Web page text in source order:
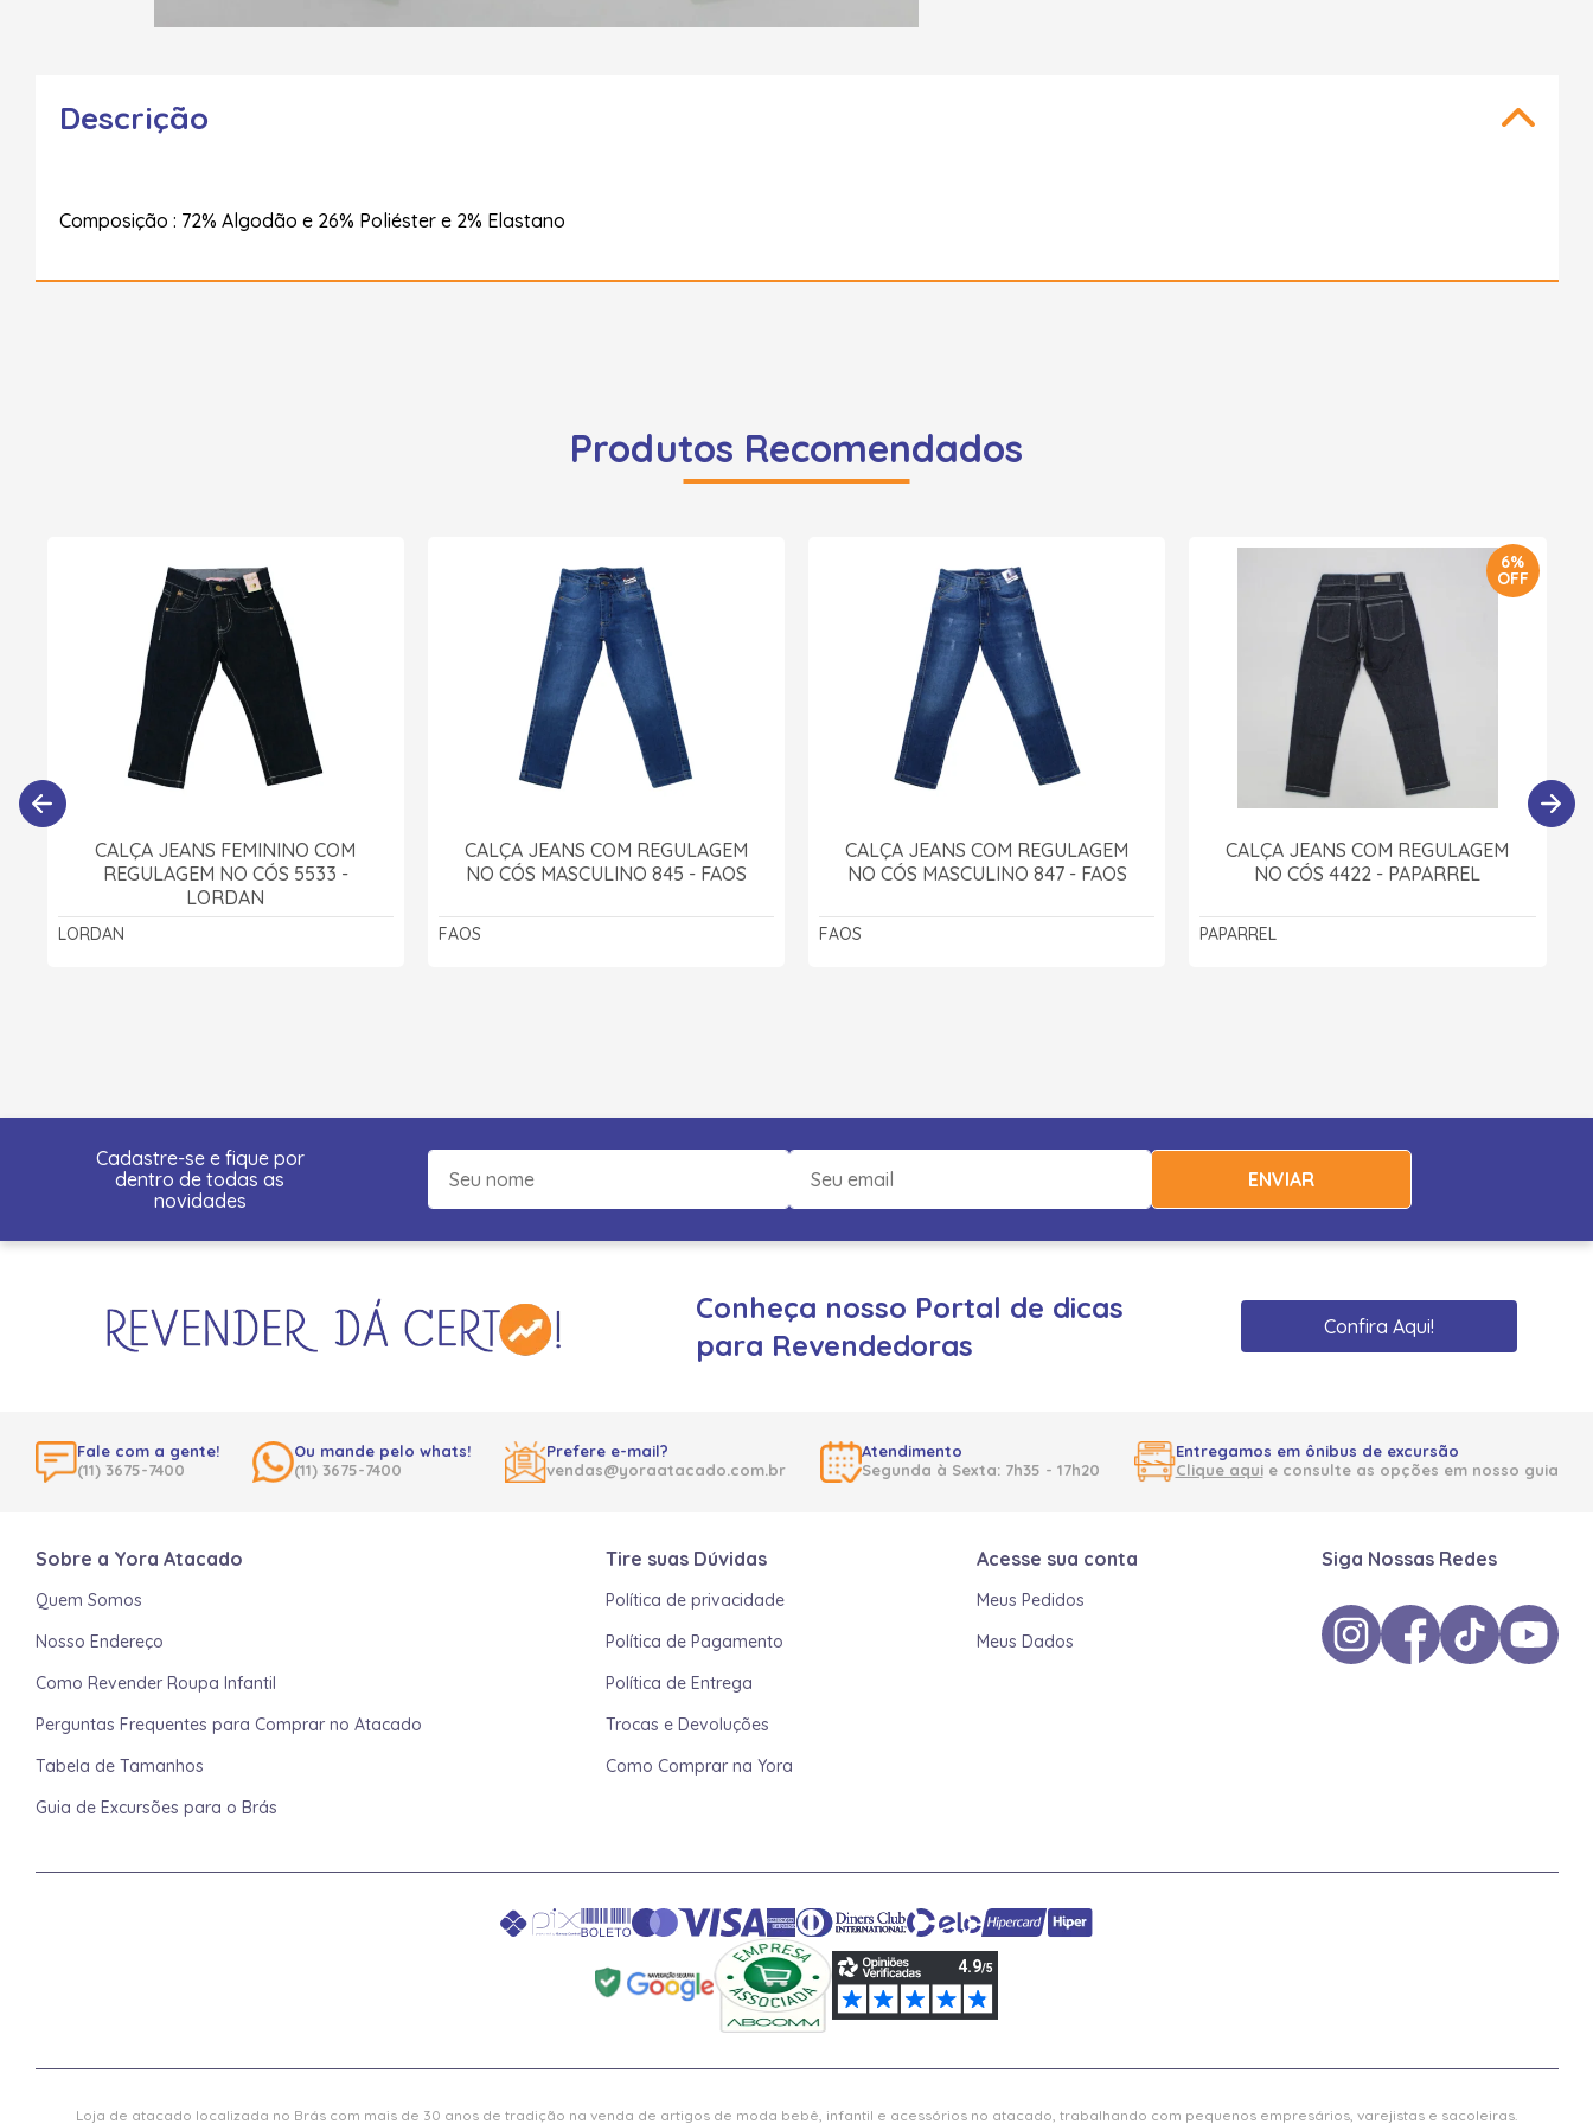
Descrição
Composição : 72% Algodão e 26% Poliéster e 2% Elastano
Produtos Recomendados
CALÇA JEANS FEMININO COM
REGULAGEM NO CÓS 5533 -
LORDAN
LORDAN
CALÇA JEANS COM REGULAGEM
NO CÓS MASCULINO 845 - FAOS
FAOS
CALÇA JEANS COM REGULAGEM
NO CÓS MASCULINO 847 - FAOS
FAOS
6%
OFF
CALÇA JEANS COM REGULAGEM
NO CÓS 4422 - PAPARREL
PAPARREL
Cadastre-se e fique por
dentro de todas as
novidades
ENVIAR
Conheça nosso Portal de dicas
para Revendedoras
Confira Aqui!
Fale com a gente!
(11) 3675-7400
Ou mande pelo whats!
(11) 3675-7400
Prefere e-mail?
vendas@yoraatacado.com.br
Atendimento
Segunda à Sexta: 7h35 - 17h20
Entregamos em ônibus de excursão
Clique aquie consulte as opções em nosso guia
Sobre a Yora Atacado
Quem Somos
Nosso Endereço
Como Revender Roupa Infantil
Perguntas Frequentes para Comprar no Atacado
Tabela de Tamanhos
Guia de Excursões para o Brás
Tire suas Dúvidas
Política de privacidade
Política de Pagamento
Política de Entrega
Trocas e Devoluções
Como Comprar na Yora
Acesse sua conta
Meus Pedidos
Meus Dados
Siga Nossas Redes
Loja de atacado localizada no Brás com mais de 30 anos de tradição na venda de artigos de moda bebê, infantil e acessórios no atacado, trabalhando com pequenos empresários, varejistas e sacoleiras.